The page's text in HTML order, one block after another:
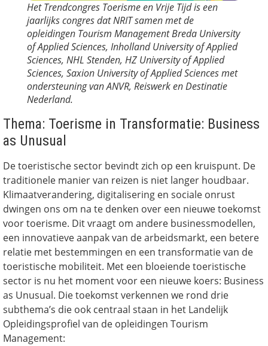
Het Trendcongres Toerisme en Vrije Tijd is een
jaarlijks congres dat NRIT samen met de
opleidingen Tourism Management Breda University
of Applied Sciences, Inholland University of Applied
Sciences, NHL Stenden, HZ University of Applied
Sciences, Saxion University of Applied Sciences met
ondersteuning van ANVR, Reiswerk en Destinatie
Nederland.
Thema: Toerisme in Transformatie: Business
as Unusual
De toeristische sector bevindt zich op een kruispunt. De
traditionele manier van reizen is niet langer houdbaar.
Klimaatverandering, digitalisering en sociale onrust
dwingen ons om na te denken over een nieuwe toekomst
voor toerisme. Dit vraagt om andere businessmodellen,
een innovatieve aanpak van de arbeidsmarkt, een betere
relatie met bestemmingen en een transformatie van de
toeristische mobiliteit. Met een bloeiende toeristische
sector is nu het moment voor een nieuwe koers: Business
as Unusual. Die toekomst verkennen we rond drie
subthema’s die ook centraal staan in het Landelijk
Opleidingsprofiel van de opleidingen Tourism
Management: